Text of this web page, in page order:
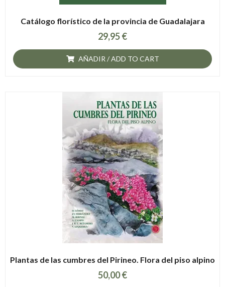
Catálogo florístico de la provincia de Guadalajara
29,95€
AÑADIR / ADD TO CART
Plantas de las cumbres del Pirineo. Flora del piso alpino
50,00€